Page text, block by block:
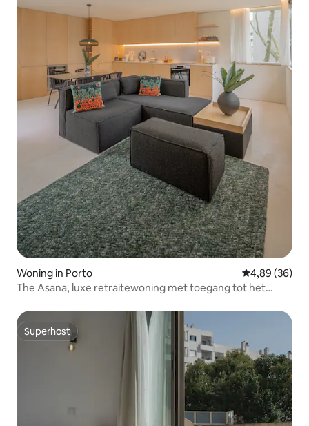
Woning in Porto Gemiddelde
4,89 (36)
The Asana, luxe retraitewoning met toegang tot het
Superhost
Superhost